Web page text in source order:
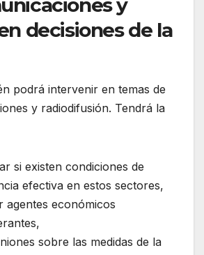
decisiones de la
podrá intervenir en temas de
y radiodifusión. Tendrá la
si existen condiciones de
efectiva en estos sectores,
agentes económicos
sobre las medidas de la